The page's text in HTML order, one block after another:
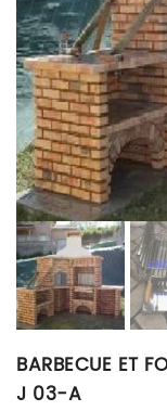
BARBECUE ET
J 03-A